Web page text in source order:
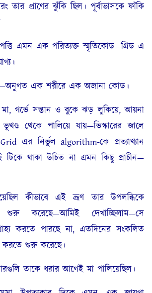
তার প্রাণের ঝুঁকি ছিল। পূর্বাভাসকে ফাঁকি
এমন এক পরিত্যক্ত স্মৃতিকোড—গ্রিড এ
এক শরীরে এক অজানা কোড।
গর্ভে সন্তান ও বুকে ঝড় লুকিয়ে, আয়না
থেকে পালিয়ে যায়—ভিস্কারের জালে
এর নির্ভুল algorithm-কে প্রত্যাখ্যান
থাকা উচিত না এমন কিছু প্রাচীন—
কীভাবে এই ভ্রূণ তার উপলব্ধিকে
করেছে—আমিই দেখাচ্ছিলাম—সে
করতে পারছে না, এতদিনের সংকলিত
করতে শুরু করেছে।
তাকে ধরার আগেই মা পালিয়েছিল।